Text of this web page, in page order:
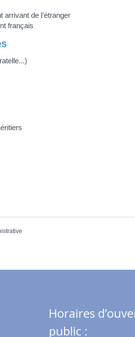
arrivant de l'étranger
français
Horaires
public :